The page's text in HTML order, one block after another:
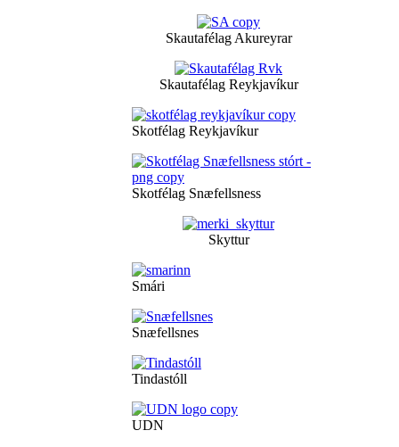
Skautafélag Akureyrar
Skautafélag Reykjavíkur
Skotfélag Reykjavíkur
Skotfélag Snæfellsness
Skyttur
Smári
Snæfellsnes
Tindastóll
UDN